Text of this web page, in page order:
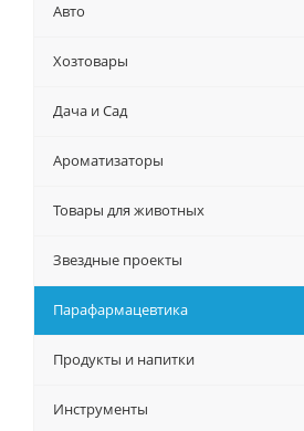
Авто
Хозтовары
Дача и Сад
Ароматизаторы
Товары для животных
Звездные проекты
Парафармацевтика
Продукты и напитки
Инструменты